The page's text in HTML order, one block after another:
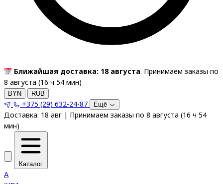
Ближайшая доставка: 18 августа. Принимаем заказы по
8 августа (16 ч 54 мин)
BYN RUB
+375 (29) 632-24-87 Ещё
Доставка: 18 авг | Принимаем заказы по 8 августа (16 ч 54
мин)
Каталог
A